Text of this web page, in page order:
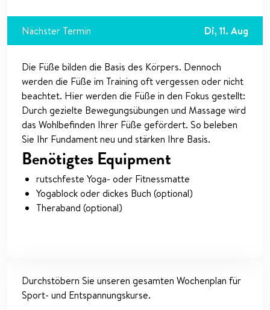
Nächster Termin Di, 11. Aug
Die Füße bilden die Basis des Körpers. Dennoch
werden die Füße im Training oft vergessen oder nicht
beachtet. Hier werden die Füße in den Fokus gestellt:
Durch gezielte Bewegungsübungen und Massage wird
das Wohlbefinden Ihrer Füße gefördert. So beleben
Sie Ihr Fundament neu und stärken Ihre Basis.
Benötigtes Equipment
rutschfeste Yoga- oder Fitnessmatte
Yogablock oder dickes Buch (optional)
Theraband (optional)
Durchstöbern Sie unseren gesamten Wochenplan für
Sport- und Entspannungskurse.